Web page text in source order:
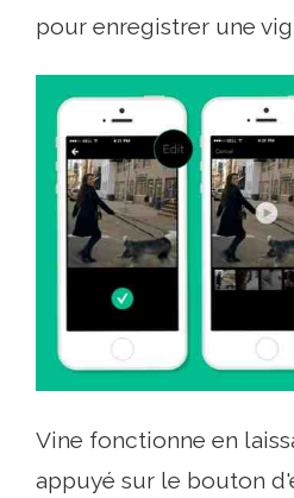
pour enregistrer une
Vine fonctionne en
appuyé sur le bouton